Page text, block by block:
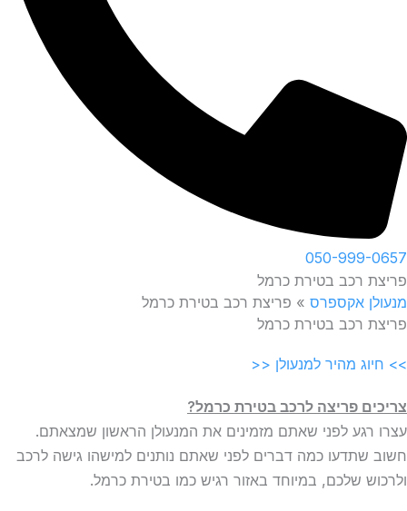
050-999-0657
פריצת רכב בטירת כרמל
מנעולן אקספרס » פריצת רכב בטירת כרמל
פריצת רכב בטירת כרמל
>> חיוג מהיר למנעולן <<
צריכים פריצה לרכב בטירת כרמל?
עצרו רגע לפני שאתם מזמינים את המנעולן הראשון שמצאתם.
חשוב שתדעו כמה דברים לפני שאתם נותנים למישהו גישה לרכב
ולרכוש שלכם, במיוחד באזור רגיש כמו בטירת כרמל.